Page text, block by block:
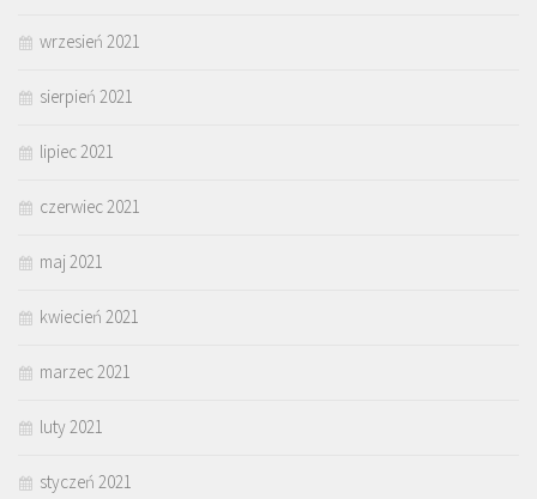
wrzesień 2021
sierpień 2021
lipiec 2021
czerwiec 2021
maj 2021
kwiecień 2021
marzec 2021
luty 2021
styczeń 2021